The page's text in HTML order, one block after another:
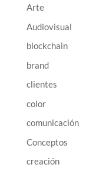
Arte
Audiovisual
blockchain
brand
clientes
color
comunicación
Conceptos
creación